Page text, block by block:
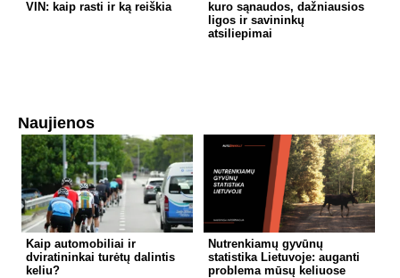
VIN: kaip rasti ir ką reiškia
kuro sąnaudos, dažniausios
ligos ir savininkų
atsiliepimai
Naujienos
Kaip automobiliai ir
dviratininkai turėtų dalintis
keliu?
Nutrenkiamų gyvūnų
statistika Lietuvoje: auganti
problema mūsų keliuose